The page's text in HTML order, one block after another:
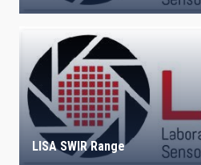
LISA SWIR Range